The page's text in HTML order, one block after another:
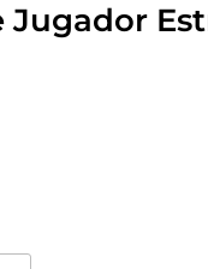
Jugador